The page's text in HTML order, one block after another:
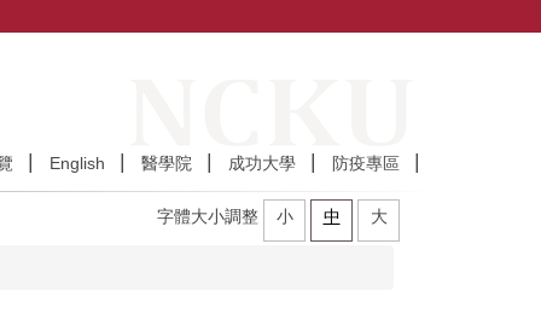
English 醫學院 成功大學 防疫專區
字體大小調整 小 中 大